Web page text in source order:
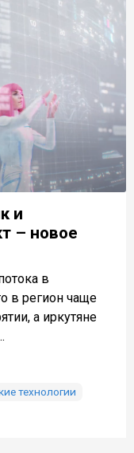
и
– новое
в
в регион чаще
а иркутяне
технологии